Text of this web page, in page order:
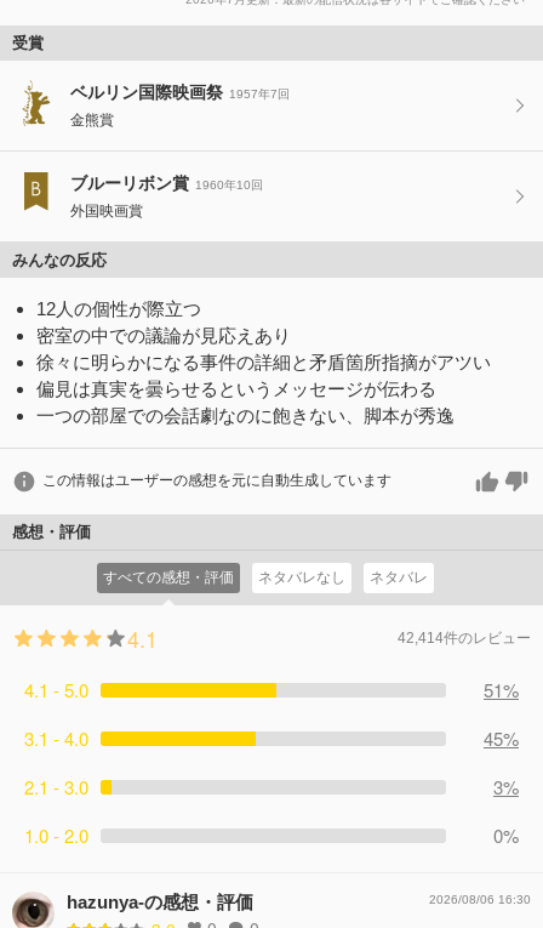
受賞
ベルリン国際映画祭 1957年7回
金熊賞
ブルーリボン賞 1960年10回
外国映画賞
みんなの反応
12人の個性が際立つ
密室の中での議論が見応えあり
徐々に明らかになる事件の詳細と矛盾箇所指摘がアツい
偏見は真実を曇らせるというメッセージが伝わる
一つの部屋での会話劇なのに飽きない、脚本が秀逸
この情報はユーザーの感想を元に自動生成しています
感想・評価
すべての感想・評価 ネタバレなし ネタバレ
4.1 42,414件のレビュー
4.1 - 5.0
51%
3.1 - 4.0
45%
2.1 - 3.0
3%
1.0 - 2.0
0%
hazunya-の感想・評価 2026/08/06 16:30